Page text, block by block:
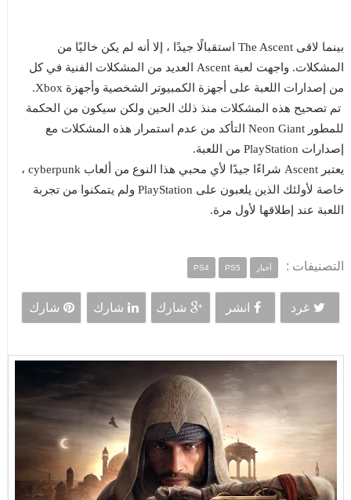
بينما لاقى The Ascent استقبالًا جيدًا ، إلا أنه لم يكن خاليًا من
المشكلات. واجهت لعبة Ascent العديد من المشكلات الفنية في كل
من إصدارات اللعبة على أجهزة الكمبيوتر الشخصية وأجهزة Xbox.
تم تصحيح هذه المشكلات منذ ذلك الحين ولكن سيكون من الحكمة
للمطور Neon Giant التأكد من عدم استمرار هذه المشكلات مع
إصدارات PlayStation من اللعبة.
يعتبر Ascent شراءًا جيدًا لأي محبي هذا النوع من ألعاب cyberpunk ،
خاصة لأولئك الذين يلعبون على PlayStation ولم يتمكنوا من تجربة
اللعبة عند إطلاقها لأول مرة.
التصنيفات : أخبار PS4 PS5
غرد انشر شارك شارك شارك